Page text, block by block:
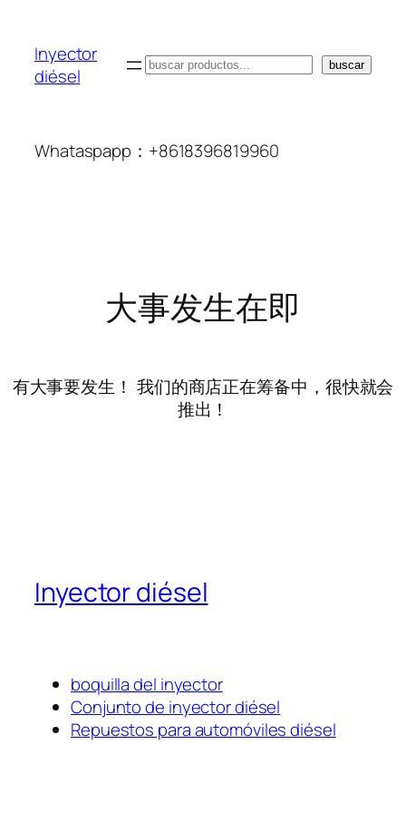
Inyector
diésel
搜
buscar
Whataspapp：+8618396819960
大事发生在即
有大事要发生！ 我们的商店正在筹备中，很快就会
推出！
Inyector diésel
boquilla del inyector
Conjunto de inyector diésel
Repuestos para automóviles diésel